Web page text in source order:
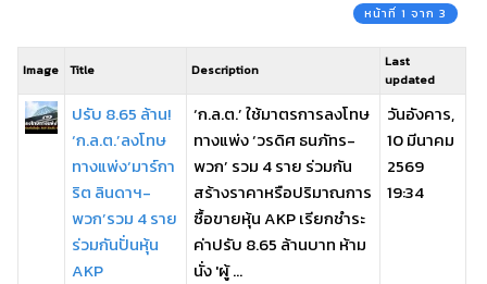
หน้าที่ 1 จาก 3
Image Title Description
Last
updated
ปรับ 8.65 ล้าน!
‘ก.ล.ต.’ลงโทษ
ทางแพ่ง‘มาร์กา
ริต ลินดาฯ-
พวก’รวม 4 ราย
ร่วมกันปั่นหุ้น
AKP
‘ก.ล.ต.’ ใช้มาตรการลงโทษ
ทางแพ่ง ‘วรดิศ ธนภัทร-
พวก’ รวม 4 ราย ร่วมกัน
สร้างราคาหรือปริมาณการ
ซื้อขายหุ้น AKP เรียกชำระ
ค่าปรับ 8.65 ล้านบาท ห้าม
นั่ง 'ผู้ ...
วันอังคาร,
10 มีนาคม
2569
19:34